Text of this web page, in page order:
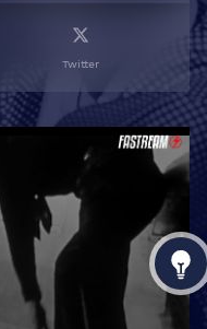
Twitter